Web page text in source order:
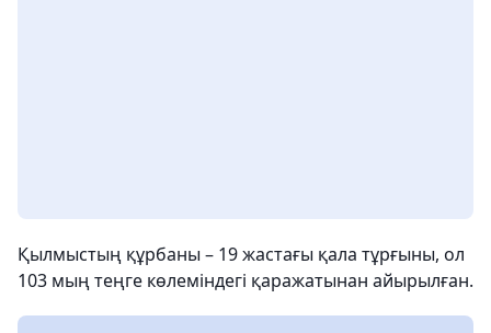
Қылмыстың құрбаны – 19 жастағы қала тұрғыны, ол
103 мың теңге көлеміндегі қаражатынан айырылған.